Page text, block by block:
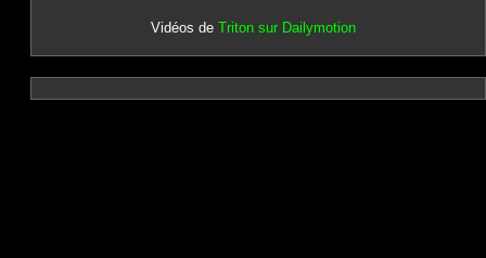
Vidéos de Triton sur Dailymotion